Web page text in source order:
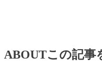
ABOUTこの記事